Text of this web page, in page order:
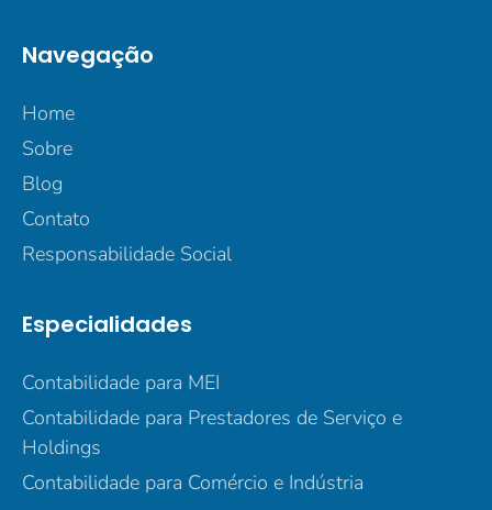
Navegação
Home
Sobre
Blog
Contato
Responsabilidade Social
Especialidades
Contabilidade para MEI
Contabilidade para Prestadores de Serviço e
Holdings
Contabilidade para Comércio e Indústria